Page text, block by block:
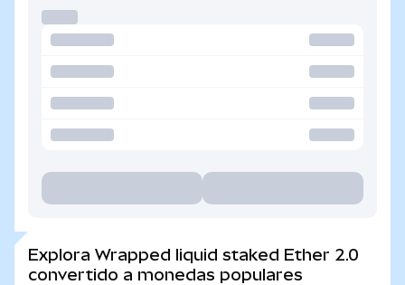
Explora Wrapped liquid staked Ether 2.0
convertido a monedas populares